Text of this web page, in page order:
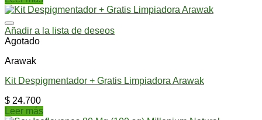
Añadir a la lista de deseos
Agotado
Arawak
Kit Despigmentador + Gratis Limpiadora Arawak
$ 24.700
Leer más